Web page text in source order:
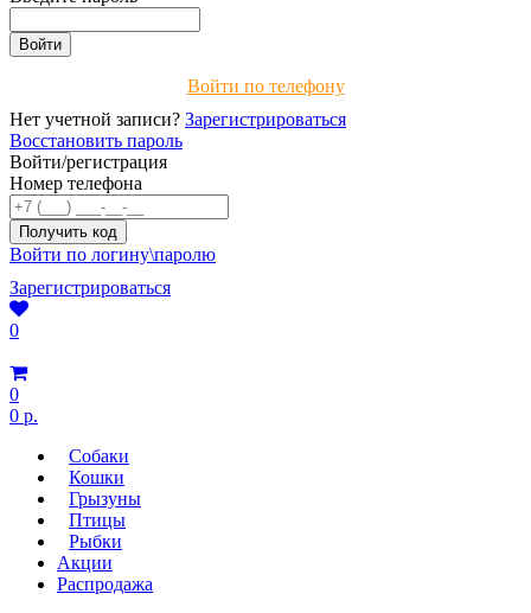
Войти по телефону
Нет учетной записи? Зарегистрироваться
Восстановить пароль
Войти/регистрация
Номер телефона
Войти по логину\паролю
Зарегистрироваться
0
0
0 р.
Собаки
Кошки
Грызуны
Птицы
Рыбки
Акции
Распродажа